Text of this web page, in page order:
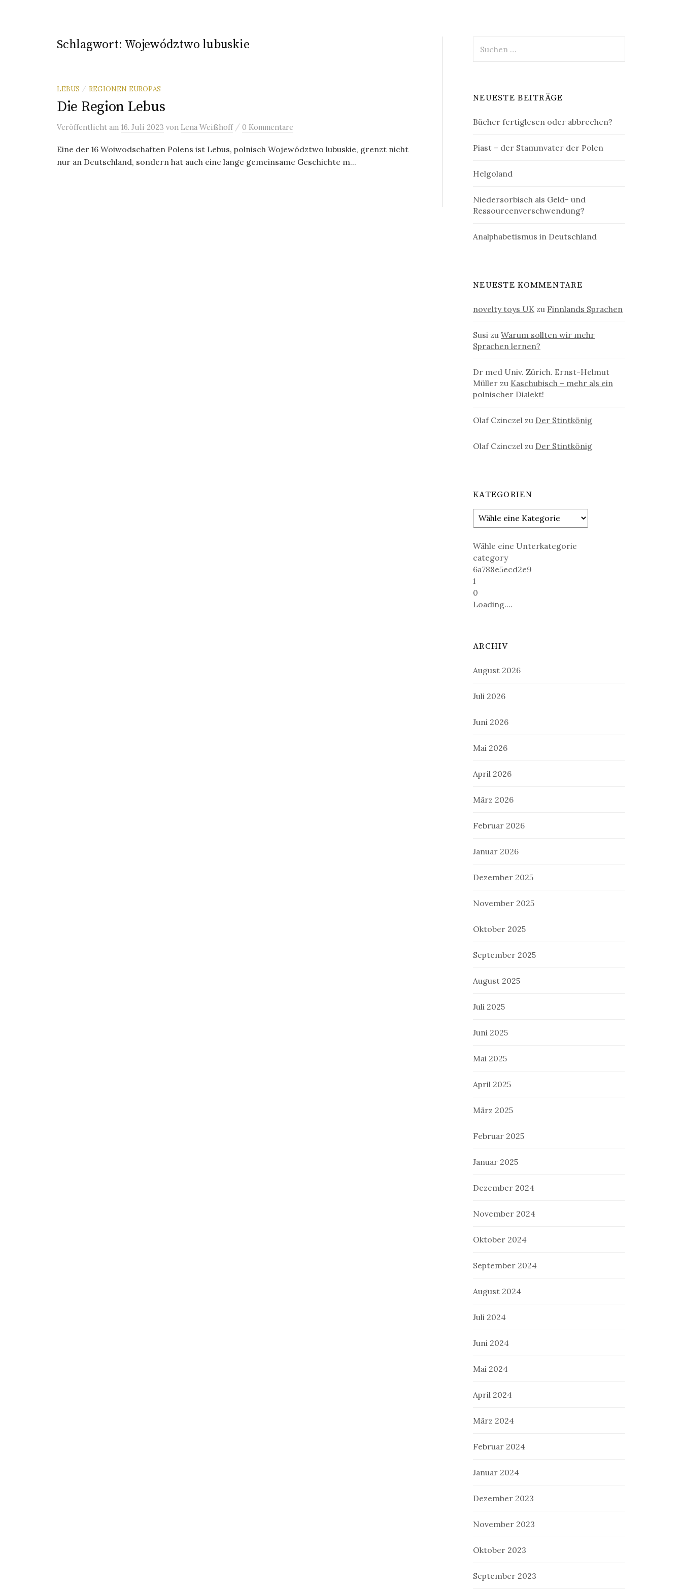
Schlagwort: Województwo lubuskie
LEBUS / REGIONEN EUROPAS
Die Region Lebus
Veröffentlicht am 16. Juli 2023 von Lena Weißhoff / 0 Kommentare
Eine der 16 Woiwodschaften Polens ist Lebus, polnisch Województwo lubuskie, grenzt nicht
nur an Deutschland, sondern hat auch eine lange gemeinsame Geschichte m...
nach:
NEUESTE BEITRÄGE
Bücher fertiglesen oder abbrechen?
Piast – der Stammvater der Polen
Helgoland
Niedersorbisch als Geld- und
Ressourcenverschwendung?
Analphabetismus in Deutschland
NEUESTE KOMMENTARE
novelty toys UK zu Finnlands Sprachen
Susi zuWarum sollten wir mehr
Sprachen lernen?
Dr med Univ. Zürich. Ernst-Helmut
Müller zu Kaschubisch – mehr als ein
polnischer Dialekt!
Olaf Czinczel zu Der Stintkönig
Olaf Czinczel zu Der Stintkönig
KATEGORIEN
Wähle eine Unterkategorie
category
6a788e5ecd2e9
1
0
Loading....
ARCHIV
August 2026
Juli 2026
Juni 2026
Mai 2026
April 2026
März 2026
Februar 2026
Januar 2026
Dezember 2025
November 2025
Oktober 2025
September 2025
August 2025
Juli 2025
Juni 2025
Mai 2025
April 2025
März 2025
Februar 2025
Januar 2025
Dezember 2024
November 2024
Oktober 2024
September 2024
August 2024
Juli 2024
Juni 2024
Mai 2024
April 2024
März 2024
Februar 2024
Januar 2024
Dezember 2023
November 2023
Oktober 2023
September 2023